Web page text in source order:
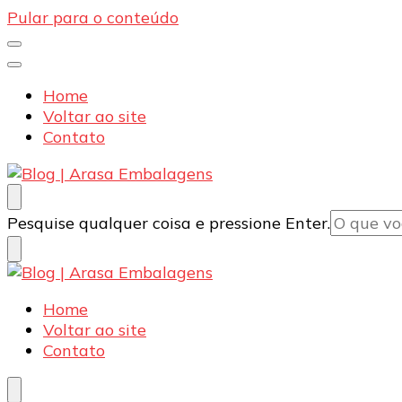
Pular para o conteúdo
Home
Voltar ao site
Contato
Blog | Arasa Embalagens
Confira conteúdos sobre embalagens para pizzas,
Procurando
algo?
Pesquise qualquer coisa e pressione Enter.
Blog | Arasa Embalagens
Confira conteúdos sobre embalagens para pizzas,
Home
Voltar ao site
Contato